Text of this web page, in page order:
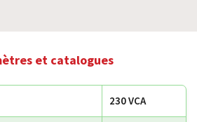
et catalogues
230 VCA